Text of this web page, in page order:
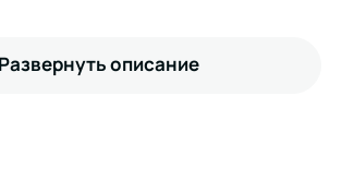
Развернуть описание